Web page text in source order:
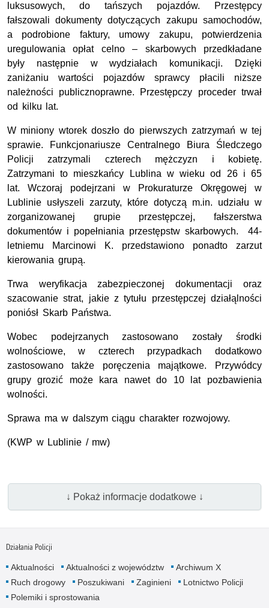
luksusowych, do tańszych pojazdów. Przestępcy
fałszowali dokumenty dotyczących zakupu samochodów,
a podrobione faktury, umowy zakupu, potwierdzenia
uregulowania opłat celno – skarbowych przedkładane
były następnie w wydziałach komunikacji. Dzięki
zaniżaniu wartości pojazdów sprawcy płacili niższe
należności publicznoprawne. Przestępczy proceder trwał
od kilku lat.
W miniony wtorek doszło do pierwszych zatrzymań w tej
sprawie. Funkcjonariusze Centralnego Biura Śledczego
Policji zatrzymali czterech mężczyzn i kobietę.
Zatrzymani to mieszkańcy Lublina w wieku od 26 i 65
lat. Wczoraj podejrzani w Prokuraturze Okręgowej w
Lublinie usłyszeli zarzuty, które dotyczą m.in. udziału w
zorganizowanej grupie przestępczej, fałszerstwa
dokumentów i popełniania przestępstw skarbowych. 44-
letniemu Marcinowi K. przedstawiono ponadto zarzut
kierowania grupą.
Trwa weryfikacja zabezpieczonej dokumentacji oraz
szacowanie strat, jakie z tytułu przestępczej działąlności
poniósł Skarb Państwa.
Wobec podejrzanych zastosowano zostały środki
wolnościowe, w czterech przypadkach dodatkowo
zastosowano także poręczenia majątkowe. Przywódcy
grupy grozić może kara nawet do 10 lat pozbawienia
wolności.
Sprawa ma w dalszym ciągu charakter rozwojowy.
(KWP w Lublinie / mw)
↓ Pokaż informacje dodatkowe ↓
Działania Policji
Aktualności Aktualności z województw
Archiwum X
Ruch drogowy
Poszukiwani Zaginieni
Lotnictwo Policji
Polemiki i sprostowania